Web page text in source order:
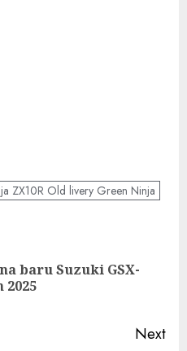
ZX10R Old livery Green Ninja
baru Suzuki GSX-
2025
Next